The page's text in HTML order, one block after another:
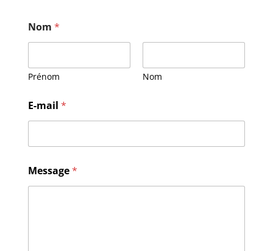
Nom *
Prénom Nom
E-mail *
e
s
Message*